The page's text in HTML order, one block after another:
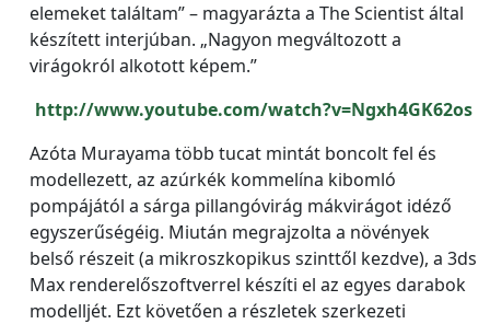
elemeket találtam” – magyarázta a The Scientist által
készített interjúban. „Nagyon megváltozott a
virágokról alkotott képem.”
http://www.youtube.com/watch?v=Ngxh4GK62os
Azóta Murayama több tucat mintát boncolt fel és
modellezett, az azúrkék kommelína kibomló
pompájától a sárga pillangóvirág mákvirágot idéző
egyszerűségéig. Miután megrajzolta a növények
belső részeit (a mikroszkopikus szinttől kezdve), a 3ds
Max renderelőszoftverrel készíti el az egyes darabok
modelljét. Ezt követően a részletek szerkezeti